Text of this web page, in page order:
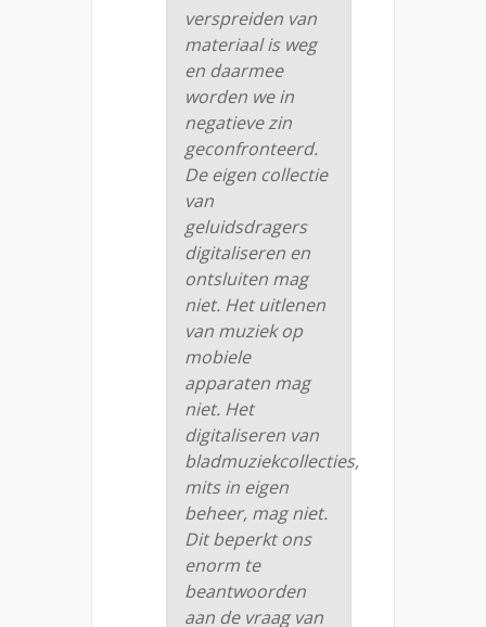
verspreiden van
materiaal is weg
en daarmee
worden we in
negatieve zin
geconfronteerd.
De eigen collectie
van
geluidsdragers
digitaliseren en
ontsluiten mag
niet. Het uitlenen
van muziek op
mobiele
apparaten mag
niet. Het
digitaliseren van
bladmuziekcollecties,
mits in eigen
beheer, mag niet.
Dit beperkt ons
enorm te
beantwoorden
aan de vraag van